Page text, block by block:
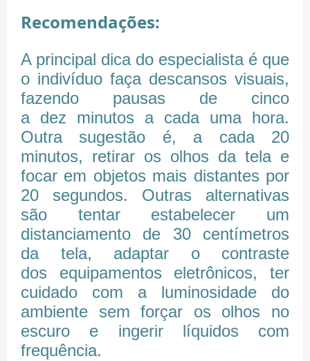
Recomendações:
A principal dica do especialista é que
o indivíduo faça descansos visuais,
fazendo pausas de cinco
a dez minutos a cada uma hora.
Outra sugestão é, a cada 20
minutos, retirar os olhos da tela e
focar em objetos mais distantes por
20 segundos. Outras alternativas
são tentar estabelecer um
distanciamento de 30 centímetros
da tela, adaptar o contraste
dos equipamentos eletrônicos, ter
cuidado com a luminosidade do
ambiente sem forçar os olhos no
escuro e ingerir líquidos com
frequência.